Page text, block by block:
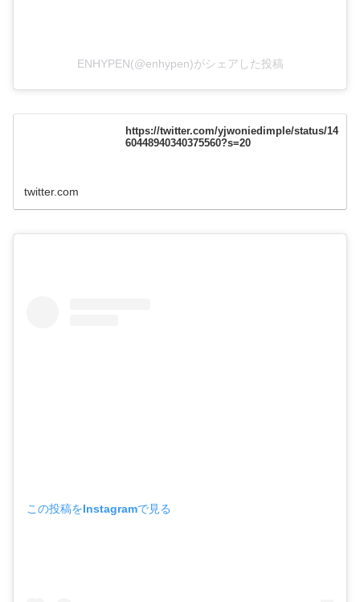
ENHYPEN(@enhypen)がシェアした投稿
https://twitter.com/yjwoniedimple/status/14
60448940340375560?s=20
twitter.com
この投稿をInstagramで見る